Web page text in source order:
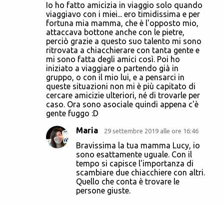
Io ho fatto amicizia in viaggio solo quando
viaggiavo con i miei... ero timidissima e per
fortuna mia mamma, che è l'opposto mio,
attaccava bottone anche con le pietre,
perciò grazie a questo suo talento mi sono
ritrovata a chiacchierare con tanta gente e
mi sono fatta degli amici così. Poi ho
iniziato a viaggiare o partendo già in
gruppo, o con il mio lui, e a pensarci in
queste situazioni non mi è più capitato di
cercare amicizie ulteriori, né di trovarle per
caso. Ora sono asociale quindi appena c'è
gente fuggo :D
Maria 29 settembre 2019 alle ore 16:46
Bravissima la tua mamma Lucy, io
sono esattamente uguale. Con il
tempo si capisce l'importanza di
scambiare due chiacchiere con altri.
Quello che conta è trovare le
persone giuste.